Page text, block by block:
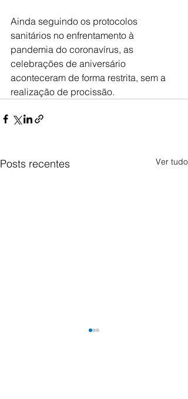
Ainda seguindo os protocolos
sanitários no enfrentamento à
pandemia do coronavírus, as
celebrações de aniversário
aconteceram de forma restrita, sem a
realização de procissão.
Posts recentes Ver tudo